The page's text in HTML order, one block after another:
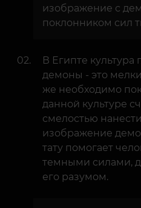
изображение с
поклонником сил
В Египте культура
демоны - это
же необходимо
данной культуре
смелостью
изображение
тату помогает
темными силами,
его разумом.